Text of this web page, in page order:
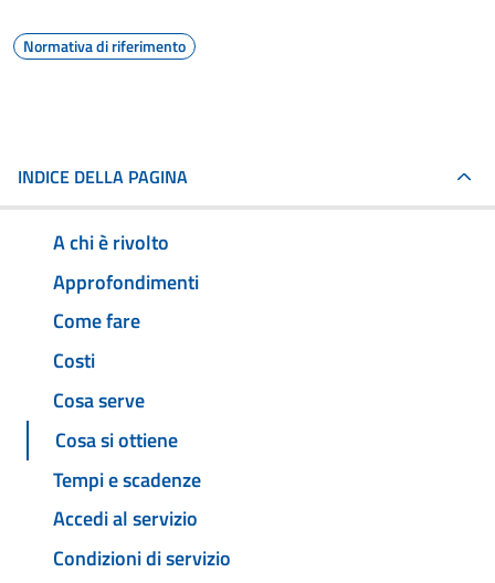
Normativa di riferimento
INDICE DELLA PAGINA
A chi è rivolto
Approfondimenti
Come fare
Costi
Cosa serve
Cosa si ottiene
Tempi e scadenze
Accedi al servizio
Condizioni di servizio